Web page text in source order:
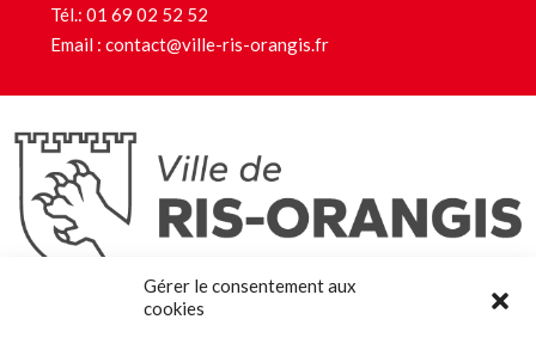
Gérer le consentement aux
cookies
Tél.: 01 69 02 52 52
Email : contact@ville-ris-orangis.fr
Ris-Orangis
@2022 — Tous droits réservés